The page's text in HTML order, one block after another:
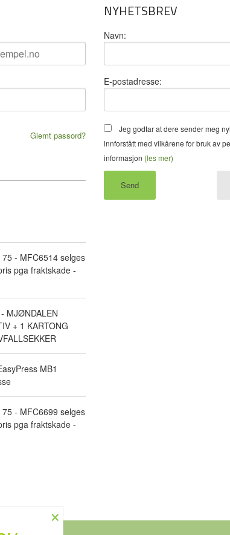
Glemt passord?
- MFC6514 selges
pga fraktskade -
MJØNDALEN
+ 1 KARTONG
MB1
- MFC6699 selges
pga fraktskade -
NYHETSBREV
Navn:
E-postadresse:
Jeg godtar at dere sender meg
innforstått med vilkårene for bruk av
informasjon (les mer)
×